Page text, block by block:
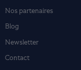
Nos partenaires
Blog
Newsletter
Contact